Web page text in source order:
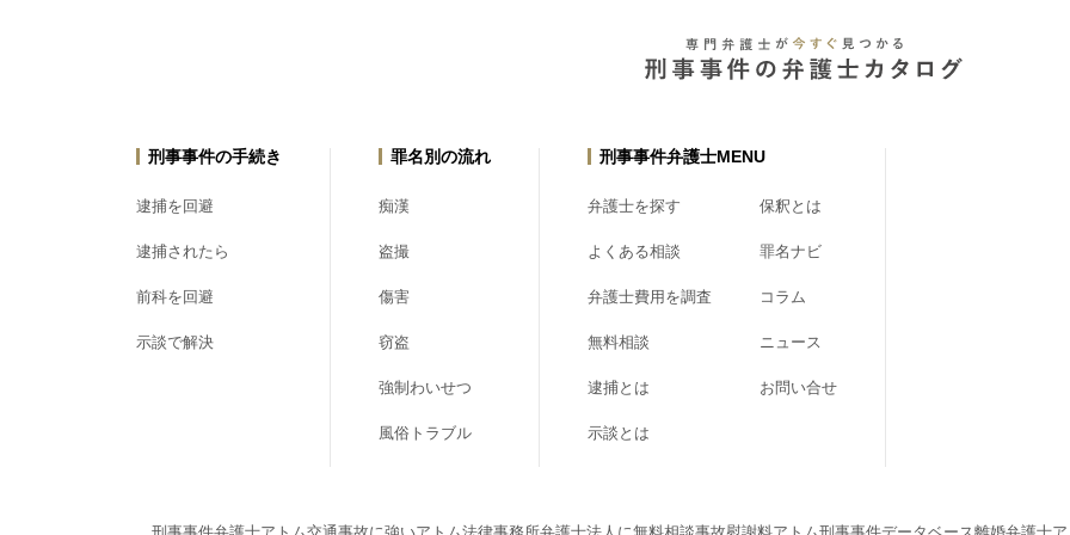
刑事事件の手続き
逮捕を回避
逮捕されたら
前科を回避
示談で解決
罪名別の流れ
痴漢
盗撮
傷害
窃盗
強制わいせつ
風俗トラブル
刑事事件弁護士MENU
弁護士を探す
よくある相談
弁護士費用を調査
無料相談
逮捕とは
示談とは
保釈とは
罪名ナビ
コラム
ニュース
お問い合せ